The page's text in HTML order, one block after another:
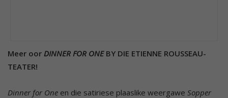
Meer oor DINNER FOR ONEBY DIE ETIENNE ROUSSEAU-
TEATER!
Dinner for One en die satiriese plaaslike weergawe Sopper